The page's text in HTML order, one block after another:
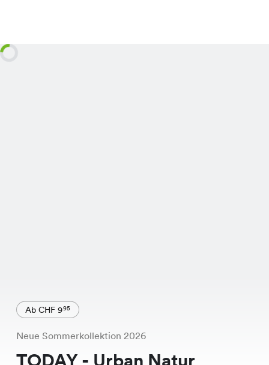
Ab CHF 995
Neue Sommerkollektion 2026
TODAY - Urban Natur